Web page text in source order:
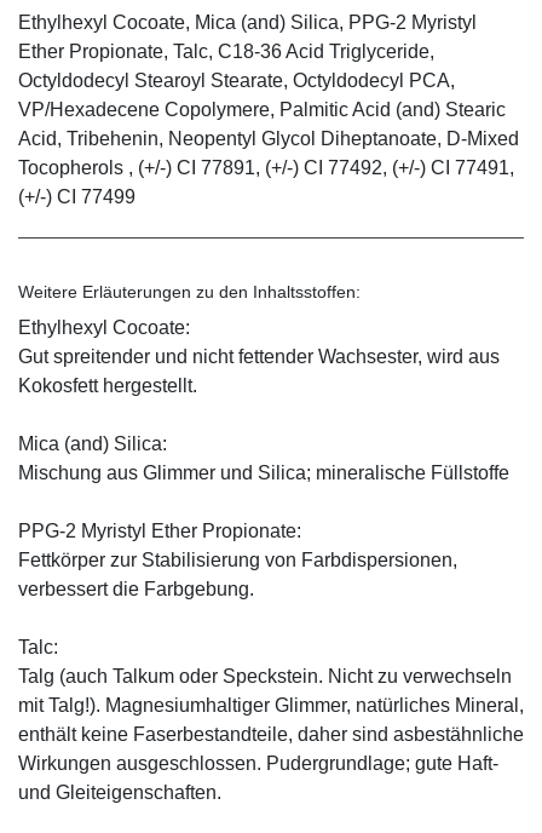
Ethylhexyl Cocoate, Mica (and) Silica, PPG-2 Myristyl
Ether Propionate, Talc, C18-36 Acid Triglyceride,
Octyldodecyl Stearoyl Stearate, Octyldodecyl PCA,
VP/Hexadecene Copolymere, Palmitic Acid (and) Stearic
Acid, Tribehenin, Neopentyl Glycol Diheptanoate, D-Mixed
Tocopherols , (+/-) CI 77891, (+/-) CI 77492, (+/-) CI 77491,
(+/-) CI 77499
Weitere Erläuterungen zu den Inhaltsstoffen:
Ethylhexyl Cocoate:
Gut spreitender und nicht fettender Wachsester, wird aus
Kokosfett hergestellt.
Mica (and) Silica:
Mischung aus Glimmer und Silica; mineralische Füllstoffe
PPG-2 Myristyl Ether Propionate:
Fettkörper zur Stabilisierung von Farbdispersionen,
verbessert die Farbgebung.
Talc:
Talg (auch Talkum oder Speckstein. Nicht zu verwechseln
mit Talg!). Magnesiumhaltiger Glimmer, natürliches Mineral,
enthält keine Faserbestandteile, daher sind asbestähnliche
Wirkungen ausgeschlossen. Pudergrundlage; gute Haft-
und Gleiteigenschaften.